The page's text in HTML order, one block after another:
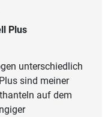
Plus
unterschiedlich
sind meiner
auf dem